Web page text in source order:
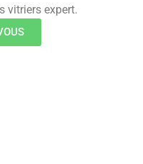
vitriers expert.